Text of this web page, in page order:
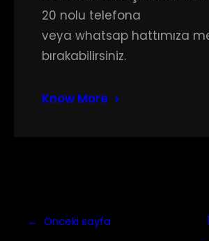
20 nolu telefona
veya whatsap hattımıza
bırakabilirsiniz.
Know More
← Önceki sayfa 1